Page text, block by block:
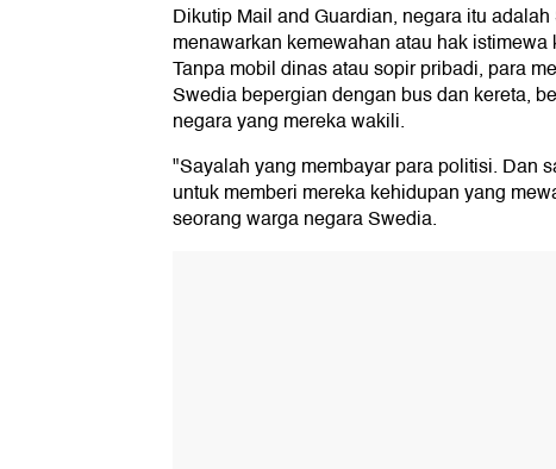
Dikutip Mail and Guardian, negara itu
menawarkan kemewahan atau hak
Tanpa mobil dinas atau sopir pribadi, para
Swedia bepergian dengan bus dan kereta,
negara yang mereka wakili.
"Sayalah yang membayar para politisi. Dan
untuk memberi mereka kehidupan yang
seorang warga negara Swedia.